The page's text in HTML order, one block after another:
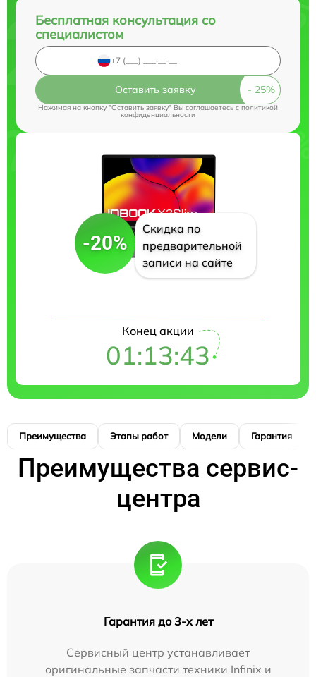
Бесплатная консультация со
специалистом
Оставить заявку
Нажимая на кнопку "Оставить заявку" Вы соглашаетесь cполитикой
конфиденциальности
-20%
Скидка по
предварительной
записи на сайте
Конец акции
01:13:42
Преимущества Этапы работ Модели Гарантия
Преимущества сервис-
центра
Гарантия до 3-х лет
Сервисный центр устанавливает
оригинальные запчасти техники Infinix и